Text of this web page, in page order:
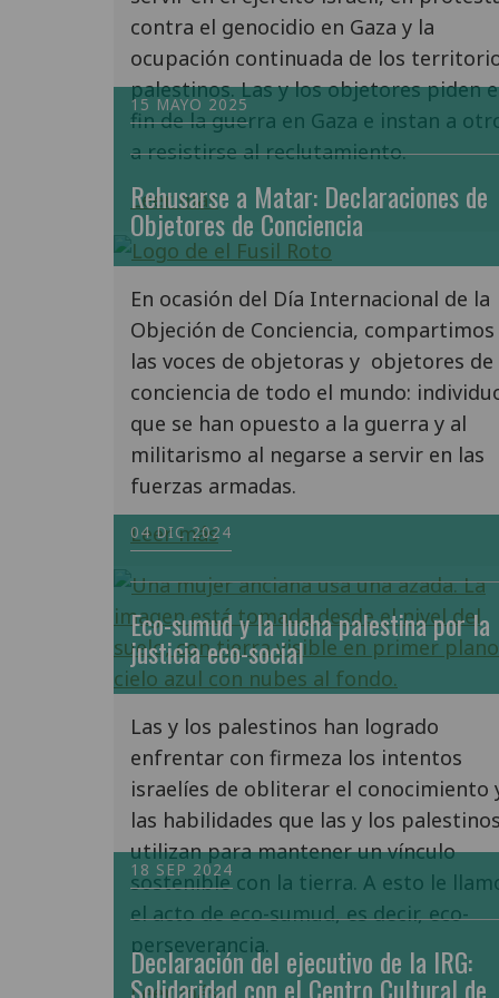
contra el genocidio en Gaza y la
ocupación continuada de los
palestinos. Las y los objetores piden
fin de la guerra en Gaza e instan a
a resistirse al reclutamiento.
Leer más
15 MAYO 2025
Rehusarse a Matar: Declaraciones de
Objetores de Conciencia
En ocasión del Día Internacional de la
Objeción de Conciencia, compartimos
las voces de objetoras y objetores de
conciencia de todo el mundo:
que se han opuesto a la guerra y al
militarismo al negarse a servir en las
fuerzas armadas.
Leer más
04 DIC 2024
Eco-sumud y la lucha palestina por la
justicia eco-social
Las y los palestinos han logrado
enfrentar con firmeza los intentos
israelíes de obliterar el conocimiento
las habilidades que las y los palestinos
utilizan para mantener un vínculo
sostenible con la tierra. A esto le
el acto de eco-sumud, es decir, eco-
perseverancia.
Leer más
18 SEP 2024
Declaración del ejecutivo de la IRG:
Solidaridad con el Centro Cultural de